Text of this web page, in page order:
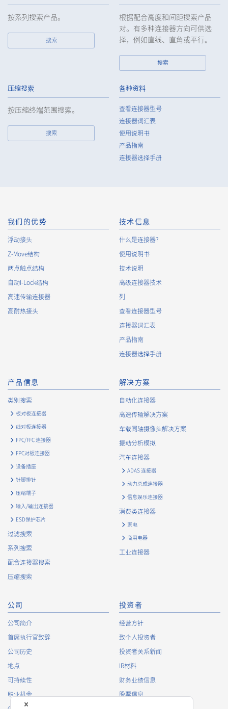
按系列搜索产品。
搜索
根据配合高度和间距搜索产品
对。有多种连接器方向可供选
择，例如直线、直角或平行。
搜索
压缩搜索
按压缩终端范围搜索。
搜索
各种资料
查看连接器型号
连接器词汇表
使用说明书
产品指南
连接器选择手册
我们的优势
浮动接头
Z-Move结构
两点触点结构
自动I-Lock结构
高速传输连接器
高耐热接头
技术信息
什么是连接器?
使用说明书
技术说明
高级连接器技术
列
查看连接器型号
连接器词汇表
产品指南
连接器选择手册
产品信息
类别搜索
板对板连接器
线对板连接器
FPC/FFC 连接器
FPC对板连接器
设备插座
针脚排针
压缩端子
输入/输出连接器
ESD保护芯片
过滤搜索
系列搜索
配合连接器搜索
压缩搜索
解决方案
自动化连接器
高速传输解决方案
车载同轴摄像头解决方案
振动分析模拟
汽车连接器
ADAS 连接器
动力总成连接器
信息娱乐连接器
消费类连接器
家电
商用电器
工业连接器
公司
公司简介
首席执行官致辞
公司历史
地点
可持续性
职业机会
投资者
经营方针
致个人投资者
投资者关系新闻
IR材料
财务业绩信息
股票信息